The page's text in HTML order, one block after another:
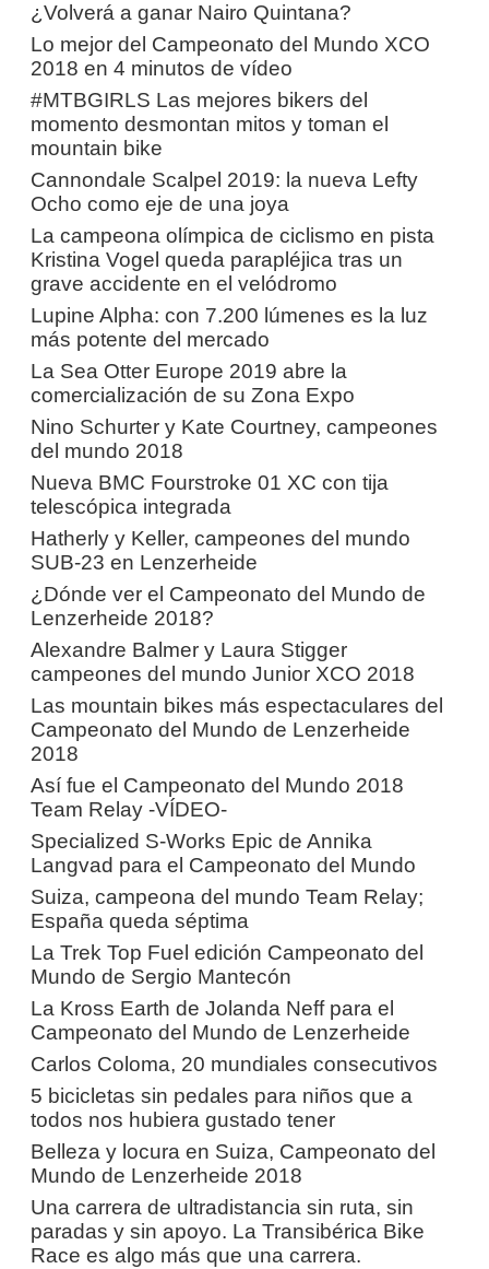
¿Volverá a ganar Nairo Quintana?
Lo mejor del Campeonato del Mundo XCO
2018 en 4 minutos de vídeo
#MTBGIRLS Las mejores bikers del
momento desmontan mitos y toman el
mountain bike
Cannondale Scalpel 2019: la nueva Lefty
Ocho como eje de una joya
La campeona olímpica de ciclismo en pista
Kristina Vogel queda parapléjica tras un
grave accidente en el velódromo
Lupine Alpha: con 7.200 lúmenes es la luz
más potente del mercado
La Sea Otter Europe 2019 abre la
comercialización de su Zona Expo
Nino Schurter y Kate Courtney, campeones
del mundo 2018
Nueva BMC Fourstroke 01 XC con tija
telescópica integrada
Hatherly y Keller, campeones del mundo
SUB-23 en Lenzerheide
¿Dónde ver el Campeonato del Mundo de
Lenzerheide 2018?
Alexandre Balmer y Laura Stigger
campeones del mundo Junior XCO 2018
Las mountain bikes más espectaculares del
Campeonato del Mundo de Lenzerheide
2018
Así fue el Campeonato del Mundo 2018
Team Relay -VÍDEO-
Specialized S-Works Epic de Annika
Langvad para el Campeonato del Mundo
Suiza, campeona del mundo Team Relay;
España queda séptima
La Trek Top Fuel edición Campeonato del
Mundo de Sergio Mantecón
La Kross Earth de Jolanda Neff para el
Campeonato del Mundo de Lenzerheide
Carlos Coloma, 20 mundiales consecutivos
5 bicicletas sin pedales para niños que a
todos nos hubiera gustado tener
Belleza y locura en Suiza, Campeonato del
Mundo de Lenzerheide 2018
Una carrera de ultradistancia sin ruta, sin
paradas y sin apoyo. La Transibérica Bike
Race es algo más que una carrera.